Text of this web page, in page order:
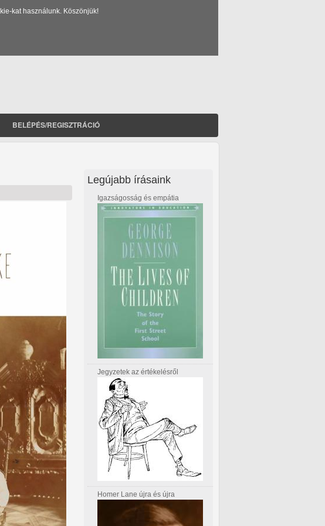
kat használunk. Köszönjük!
BELÉPÉS/REGISZTRÁCIÓ
Legújabb írásaink
Igazságosság és empátia
Jegyzetek az értékelésről
Homer Lane újra és újra